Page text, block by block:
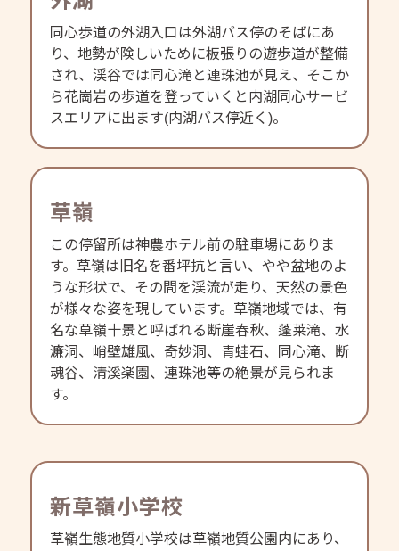
同心歩道の外湖入口は外湖バス停のそばにあ
り、地勢が険しいために板張りの遊歩道が整備
され、渓谷では同心滝と連珠池が見え、そこか
ら花崗岩の歩道を登っていくと内湖同心サービ
スエリアに出ます(内湖バス停近く)。
草嶺
この停留所は神農ホテル前の駐車場にありま
す。草嶺は旧名を番坪抗と言い、やや盆地のよ
うな形状で、その間を渓流が走り、天然の景色
が様々な姿を現しています。草嶺地域では、有
名な草嶺十景と呼ばれる断崖春秋、蓬莱滝、水
濂洞、峭壁雄風、奇妙洞、青蛙石、同心滝、断
魂谷、清溪楽園、連珠池等の絶景が見られま
す。
新草嶺小学校
草嶺生態地質小学校は草嶺地質公園内にあり、